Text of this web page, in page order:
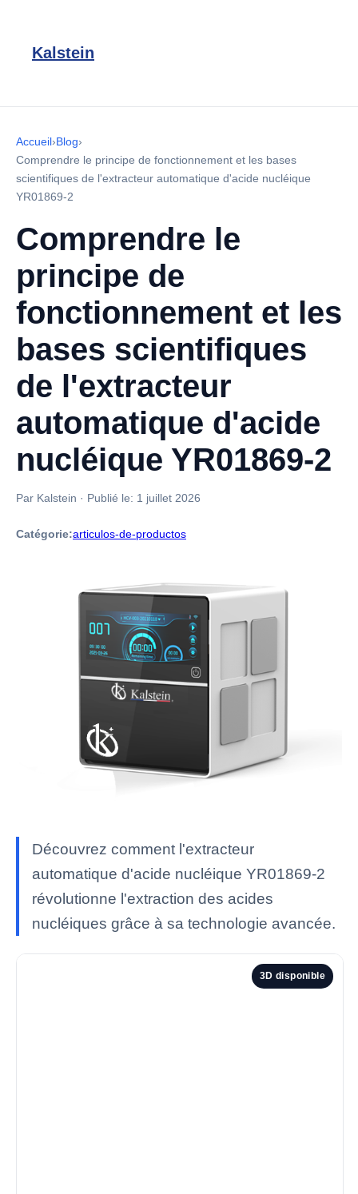
Kalstein
Accueil›Blog›
Comprendre le principe de fonctionnement et les bases
scientifiques de l'extracteur automatique d'acide nucléique
YR01869-2
Comprendre le
principe de
fonctionnement et les
bases scientifiques
de l'extracteur
automatique d'acide
nucléique YR01869-2
Par Kalstein · Publié le: 1 juillet 2026
Catégorie:articulos-de-productos
Découvrez comment l'extracteur
automatique d'acide nucléique YR01869-2
révolutionne l'extraction des acides
nucléiques grâce à sa technologie avancée.
3D disponible